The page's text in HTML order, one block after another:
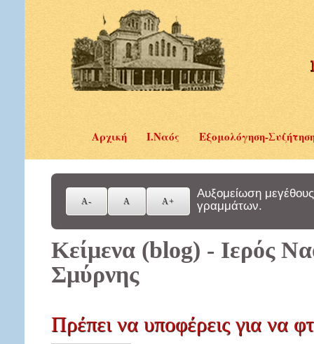
Αρχική Ι.Ναός Εξομολόγηση-
Αυξομείωση μεγέθους
γραμμάτων.
Κείμενα (blog) - Ιερός
Σμύρνης
Πρέπει να υποφέρεις για να